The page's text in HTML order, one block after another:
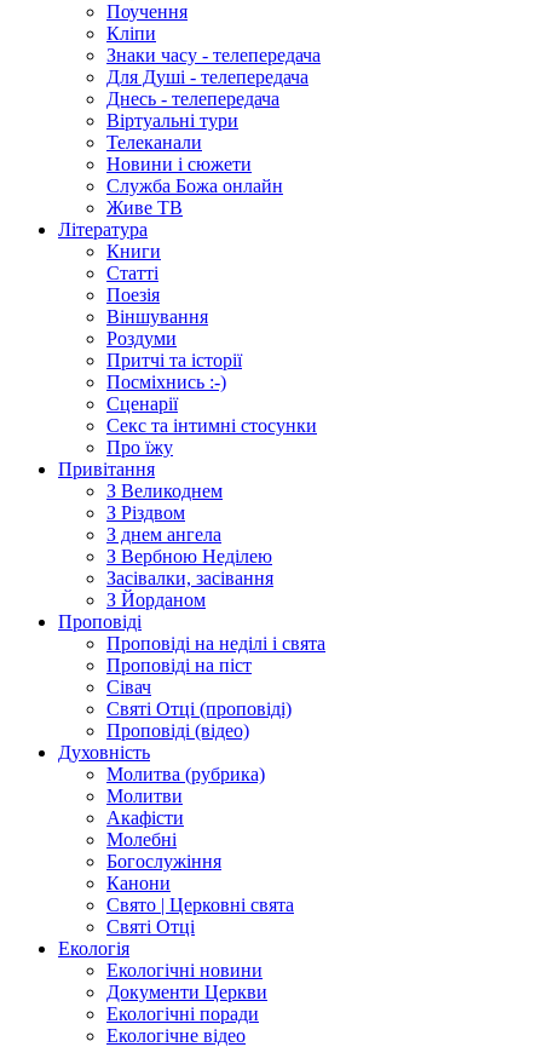
Поучення
Кліпи
Знаки часу - телепередача
Для Душі - телепередача
Днесь - телепередача
Віртуальні тури
Телеканали
Новини і сюжети
Служба Божа онлайн
Живе ТВ
Література
Книги
Статті
Поезія
Віншування
Роздуми
Притчі та історії
Посміхнись :-)
Сценарії
Секс та інтимні стосунки
Про їжу
Привітання
З Великоднем
З Різдвом
З днем ангела
З Вербною Неділею
Засівалки, засівання
З Йорданом
Проповіді
Проповіді на неділі і свята
Проповіді на піст
Сівач
Святі Отці (проповіді)
Проповіді (відео)
Духовність
Молитва (рубрика)
Молитви
Акафісти
Молебні
Богослужіння
Канони
Свято | Церковні свята
Святі Отці
Екологія
Екологічні новини
Документи Церкви
Екологічні поради
Екологічне відео